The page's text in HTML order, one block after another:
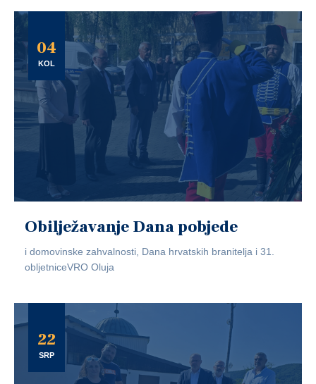
04
KOL
Obilježavanje Dana pobjede
i domovinske zahvalnosti, Dana hrvatskih branitelja i 31.
obljetniceVRO Oluja
22
SRP